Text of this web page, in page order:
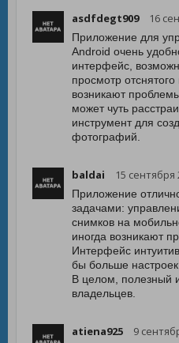
asdfdegt909 16
Приложение для
Android очень
интерфейс,
просмотр
возникают
может чуть
инструмент для
фотографий.
baldai 15 сентября
Приложение
задачами:
снимков на
иногда возникают
Интерфейс
бы больше
В целом, полезный
владельцев.
atiena925 9